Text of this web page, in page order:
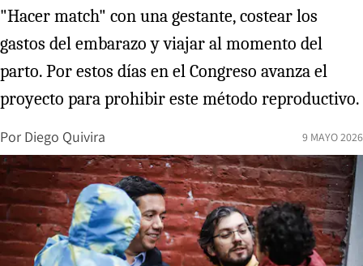
"Hacer match" con una gestante, costear los
gastos del embarazo y viajar al momento del
parto. Por estos días en el Congreso avanza el
proyecto para prohibir este método reproductivo.
Por Diego Quivira 9 MAYO 2026